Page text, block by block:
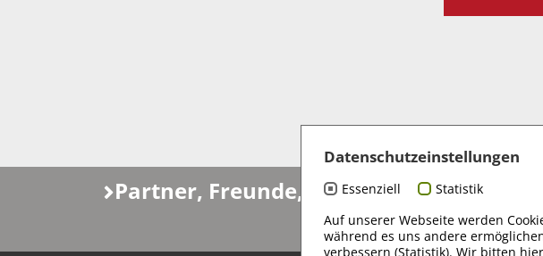
Partner, Freunde, Förderer und
Datenschutzeinstellungen
Essenziell
Statistik
Auf unserer Webseite werden
während es uns andere
verbessern (Statistik). Wir bitten